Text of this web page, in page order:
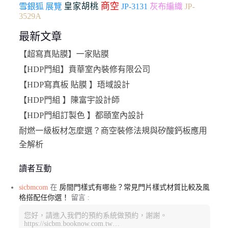
雪銀狐 展覽 皇家胡桃 商空 JP-3131 灰布編織 JP-
3529A
最新文章
【超寫真貼膜】一家貼膜
【HDP門組】賁華室內裝修有限公司
【HDP寫真板 貼膜 】珸域設計
【HDP門組 】陳富宇設計師
【HDP門組訂製色 】都頤室內設計
耐燃一級板材怎麼選？商空裝修法規與矽酸鈣板應用
全解析
讀者互動
sicbmcom 在 房間門樣式有哪些？常見門片樣式材質比較及風
格搭配任你選！
留言 :
您好，請進入我們的預約系統做預約，謝謝。
https://sicbm.booknow.com.tw…